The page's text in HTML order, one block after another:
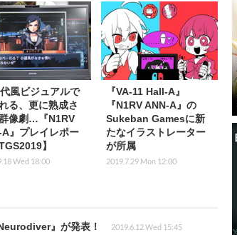
風ビジュアルで
る、更に熟成さ
像劇…『N1RV
』プレイレポー
】
Wed 18:00
『VA-11 Hall-A』
『N1RV ANN-A』の
Sukeban Gamesに新
たなイラストレーター
が所属
2019.7.29 Mon 12:00
』が発表！ 2019.6.12 Wed 15:45